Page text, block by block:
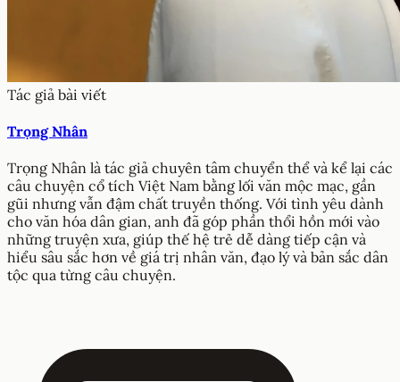
Tác giả bài viết
Trọng Nhân
Trọng Nhân là tác giả chuyên tâm chuyển thể và kể lại các
câu chuyện cổ tích Việt Nam bằng lối văn mộc mạc, gần
gũi nhưng vẫn đậm chất truyền thống. Với tình yêu dành
cho văn hóa dân gian, anh đã góp phần thổi hồn mới vào
những truyện xưa, giúp thế hệ trẻ dễ dàng tiếp cận và
hiểu sâu sắc hơn về giá trị nhân văn, đạo lý và bản sắc dân
tộc qua từng câu chuyện.